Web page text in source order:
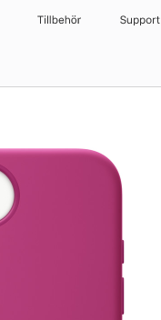
Tillbehör Support